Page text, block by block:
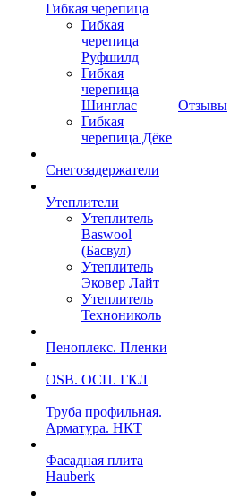
Гибкая черепица
Гибкая
черепица
Руфшилд
Гибкая
черепица
Шинглас
Гибкая
черепица Дёке
Снегозадержатели
Утеплители
Утеплитель
Baswool
(Басвул)
Утеплитель
Эковер Лайт
Утеплитель
Технониколь
Пеноплекс. Пленки
OSB. ОСП. ГКЛ
Труба профильная.
Арматура. НКТ
Фасадная плита
Hauberk
Отзывы